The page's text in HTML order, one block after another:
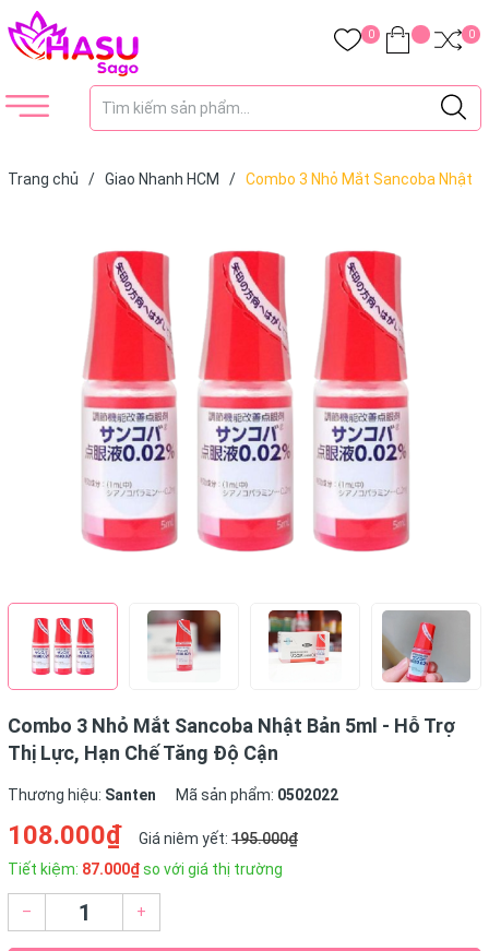
0 0
Trang chủ / Giao Nhanh HCM / Combo 3 Nhỏ Mắt Sancoba Nhật
Combo 3 Nhỏ Mắt Sancoba Nhật Bản 5ml - Hỗ Trợ
Thị Lực, Hạn Chế Tăng Độ Cận
Thương hiệu: Santen Mã sản phẩm: 0502022
108.000₫ Giá niêm yết: 195.000₫
Tiết kiệm: 87.000₫so với giá thị trường
– +